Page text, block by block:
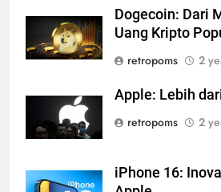
Dogecoin: Dari
Uang Kripto
retropoms
2
Apple: Lebih
retropoms
2
iPhone 16: